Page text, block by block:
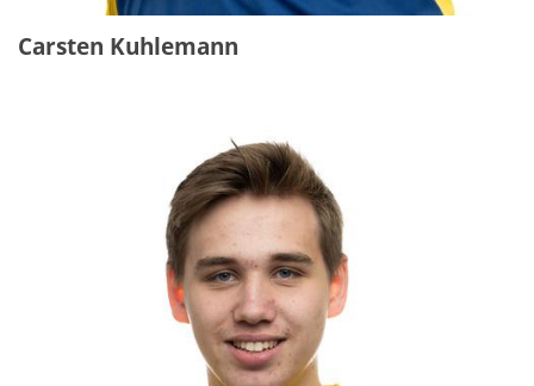
Carsten Kuhlemann